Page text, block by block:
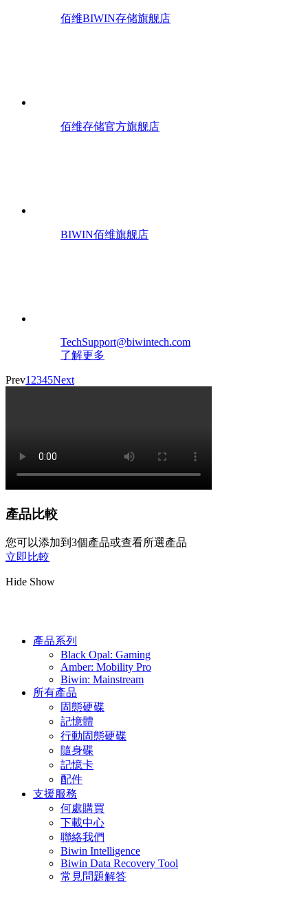
佰维BIWIN存储旗舰店
佰维存储官方旗舰店
BIWIN佰维旗舰店
TechSupport@biwintech.com
了解更多
Prev1 2345Next
產品比較
您可以添加到3個產品或查看所選產品
立即比較
Hide Show
產品系列
Black Opal: Gaming
Amber: Mobility Pro
Biwin: Mainstream
所有產品
固態硬碟
記憶體
行動固態硬碟
隨身碟
記憶卡
配件
支援服務
何處購買
下載中心
聯絡我們
Biwin Intelligence
Biwin Data Recovery Tool
常見問題解答